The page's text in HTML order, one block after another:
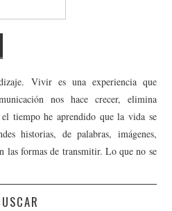
Vivir es una experiencia que
nos hace crecer, elimina
tiempo he aprendido que la vida se
historias, de palabras, imágenes,
las formas de transmitir. Lo que no se